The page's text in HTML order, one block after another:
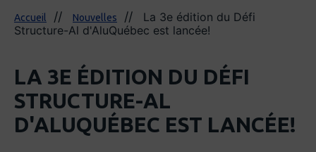
Accueil Nouvelles
La 3e édition du Défi
Structure-Al d'AluQuébec est lancée!
LA 3E ÉDITION DU DÉFI
STRUCTURE-AL
D'ALUQUÉBEC EST LANCÉE!